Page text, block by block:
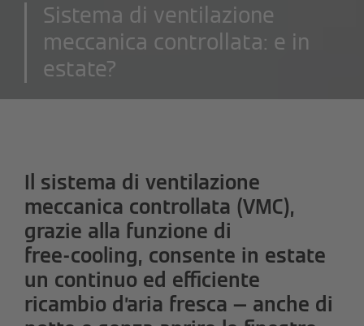
Sistema di ventilazione
meccanica controllata: e in
estate?
Il sistema di ventilazione
meccanica controllata (VMC),
grazie alla funzione di
free‑cooling, consente in estate
un continuo ed efficiente
ricambio d’aria fresca — anche di